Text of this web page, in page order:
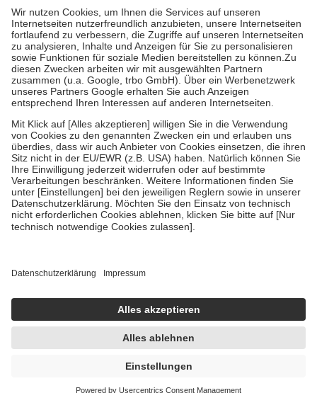
höchstens zehn Euro.
Es sind jedoch nie mehr als die tatsächlichen
Kosten der Leistung zu entrichten.
Diese Regeln gelten grundsätzlich auch für Online-Apotheken.
Bei Heilmitteln und häuslicher Krankenpflege beträgt die
Zuzahlung zehn Prozent der Kosten sowie zehn Euro je
Verordnung.
Um das Engagement der Versicherten für ihre eigene Gesundheit zu
stärken und die besondere Stellung der Familie zu unterstützen,
fallenkeine Zuzahlungenan bei:
• Kindern und Jugendlichen bis zum vollendeten 18. Lebensjahr
mit Ausnahme der Fahrkosten
• Untersuchungen zur Vorsorge und Früherkennung, die von der
GKV getragen werden
• empfohlenen Schutzimpfungen
• Harn- und Blutteststreifen
getroffen, um sicherzustellen, dass es sich um echte Bewertungen
https://help.etrusted.com/hc/de/articles/4419944605341
Einige Bilder und Inhalte wurden unter Zuhilfenahme künstlicher